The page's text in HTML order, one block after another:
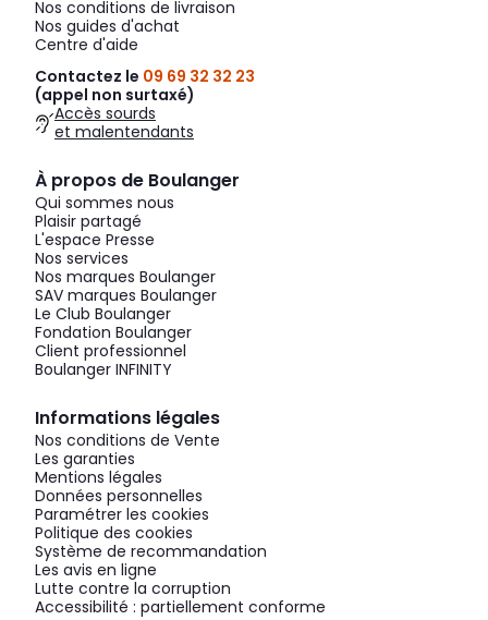
Nos conditions de livraison
Nos guides d'achat
Centre d'aide
Contactez le 09 69 32 32 23
(appel non surtaxé)
Accès sourds
et malentendants
À propos de Boulanger
Qui sommes nous
Plaisir partagé
L'espace Presse
Nos services
Nos marques Boulanger
SAV marques Boulanger
Le Club Boulanger
Fondation Boulanger
Client professionnel
Boulanger INFINITY
Informations légales
Nos conditions de Vente
Les garanties
Mentions légales
Données personnelles
Paramétrer les cookies
Politique des cookies
Système de recommandation
Les avis en ligne
Lutte contre la corruption
Accessibilité : partiellement conforme